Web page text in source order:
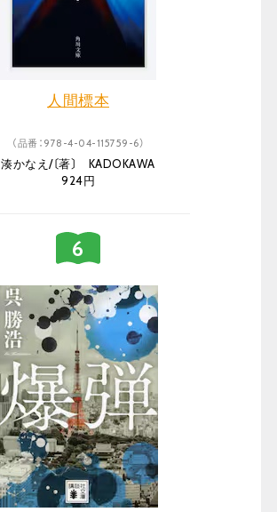
人間標本
（品番：978-4-04-115759-6）
湊かなえ/〔著〕 KADOKAWA
924円